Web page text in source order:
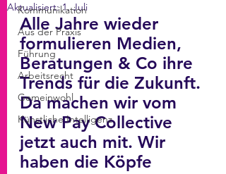
Kommunikation
Aus der Praxis
Führung
Arbeitsrecht
Gemeinwohl
Künstliche Intelligenz
Aktualisiert:1. Juli
Alle Jahre wieder
formulieren Medien,
Beratungen & Co ihre
Trends für die Zukunft.
Da machen wir vom
New Pay Collective
jetzt auch mit. Wir
haben die Köpfe